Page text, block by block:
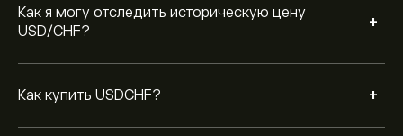
Как я могу отследить историческую цену
USD/CHF?
+
Как купить USDCHF? +